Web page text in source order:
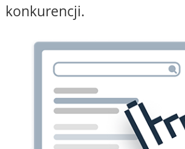
konkurencji.